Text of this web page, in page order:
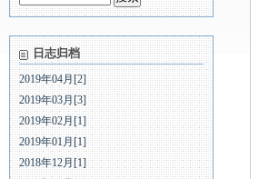
日志归档
2019年04月[2]
2019年03月[3]
2019年02月[1]
2019年01月[1]
2018年12月[1]